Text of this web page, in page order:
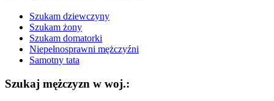
Szukam dziewczyny
Szukam żony
Szukam domatorki
Niepełnosprawni mężczyźni
Samotny tata
Szukaj mężczyzn w woj.: